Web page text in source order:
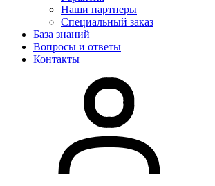
Наши партнеры
Специальный заказ
База знаний
Вопросы и ответы
Контакты